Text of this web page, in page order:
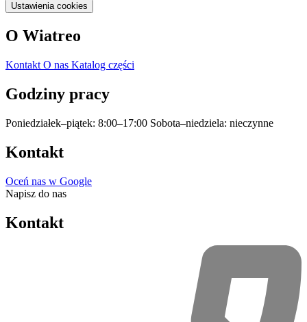
Ustawienia cookies
O Wiatreo
Kontakt O nas Katalog części
Godziny pracy
Poniedziałek–piątek: 8:00–17:00 Sobota–niedziela: nieczynne
Kontakt
Oceń nas w Google
Napisz do nas
Kontakt